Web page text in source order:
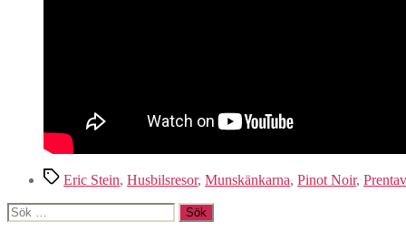
EtiketterEric Stein, Husbilsresor, Munskänkarna, Pinot Noir,
Sök
efter: